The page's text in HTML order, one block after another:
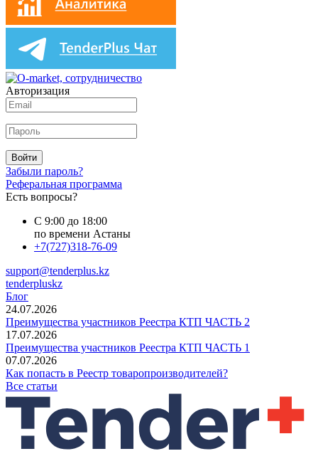
Авторизация
Войти
Забыли пароль?
Реферальная программа
Есть вопросы?
С 9:00 до 18:00
по времени Астаны
+7(727)318-76-09
support@tenderplus.kz
tenderpluskz
Блог
24.07.2026
Преимущества участников Реестра КТП ЧАСТЬ 2
17.07.2026
Преимущества участников Реестра КТП ЧАСТЬ 1
07.07.2026
Как попасть в Реестр товаропроизводителей?
Все статьи